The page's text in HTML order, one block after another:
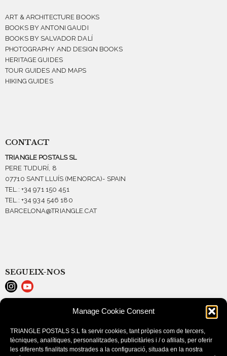
Manage Cookie Consent
TRIANGLE POSTALS S.L fa servir cookies, tant pròpies com de tercers,
tècniques, analítiques, personalitzades, publicitàries i / o afiliats, per oferir
les diferents finalitats mostrades a la configuració, situada en la nostra
ART & ARCHITECTURE BOOKS
BOOKS BY ANTONI GAUDI
BOOKS BY SALVADOR DALÍ
PHOTOGRAPHY AND DESIGN BOOKS
HERITAGE GUIDES
TOUR GUIDES AND MAPS
HIKING GUIDES
CONTACT
TRIANGLE POSTALS SL
PERE TUDURÍ, 8
07710 SANT LLUÍS (MENORCA)- SPAIN
TEL.: +34 971 150 451
TEL.: +34 934 546 180
BARCELONA@TRIANGLE.CAT
SEGUEIX-NOS
COOKIE POLICY (EU)
PURCHASE CONDITIONS